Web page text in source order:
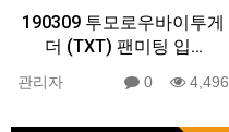
190309 투모로우바이투게
더 (TXT) 팬미팅 입…
관리자 0 4,496